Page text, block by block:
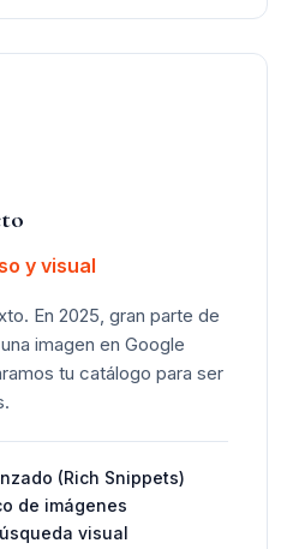
y visual
En 2025, gran parte de
imagen en Google
tu catálogo para ser
(Rich Snippets)
de imágenes
visual